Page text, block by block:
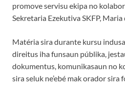
promove servisu ekipa no
Sekretaria Ezekutiva SKFP,
Matéria sira durante kursu
direitus iha funsaun públika,
dokumentus, komunikasaun no
sira seluk ne’ebé mak orador